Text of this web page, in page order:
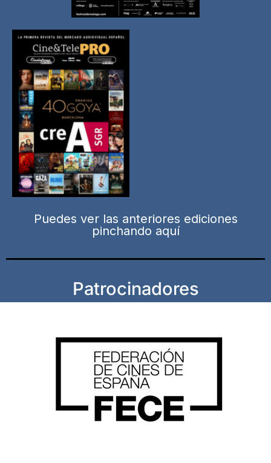
Puedes ver las anteriores ediciones
pinchando aquí
Patrocinadores